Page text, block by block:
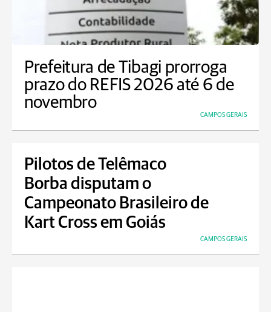
Prefeitura de Tibagi prorroga
prazo do REFIS 2026 até 6 de
novembro
CAMPOS GERAIS
Pilotos de Telêmaco
Borba disputam o
Campeonato Brasileiro de
Kart Cross em Goiás
CAMPOS GERAIS